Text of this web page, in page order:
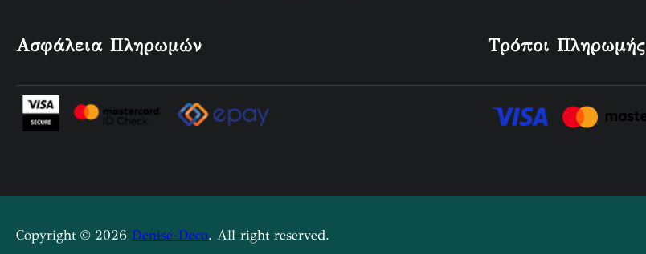
Ασφάλεια Πληρωμών Τρόποι Πληρωμής
Copyright © 2026 Denise-Deco. All right reserved.